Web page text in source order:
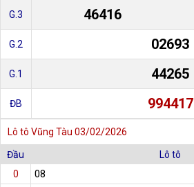
G.3 46416
G.2 02693
G.1 44265
ĐB 994417
Lô tô Vũng Tàu 03/02/2026
Đầu
Lô tô
0
08